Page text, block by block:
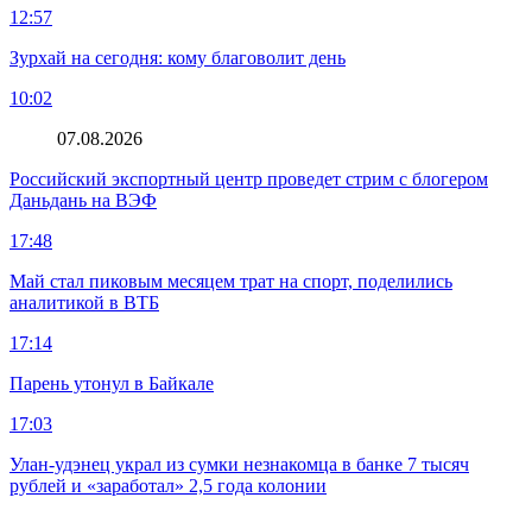
12:57
Зурхай на сегодня: кому благоволит день
10:02
07.08.2026
Российский экспортный центр проведет стрим с блогером
Даньдань на ВЭФ
17:48
Май стал пиковым месяцем трат на спорт, поделились
аналитикой в ВТБ
17:14
Парень утонул в Байкале
17:03
Улан-удэнец украл из сумки незнакомца в банке 7 тысяч
рублей и «заработал» 2,5 года колонии